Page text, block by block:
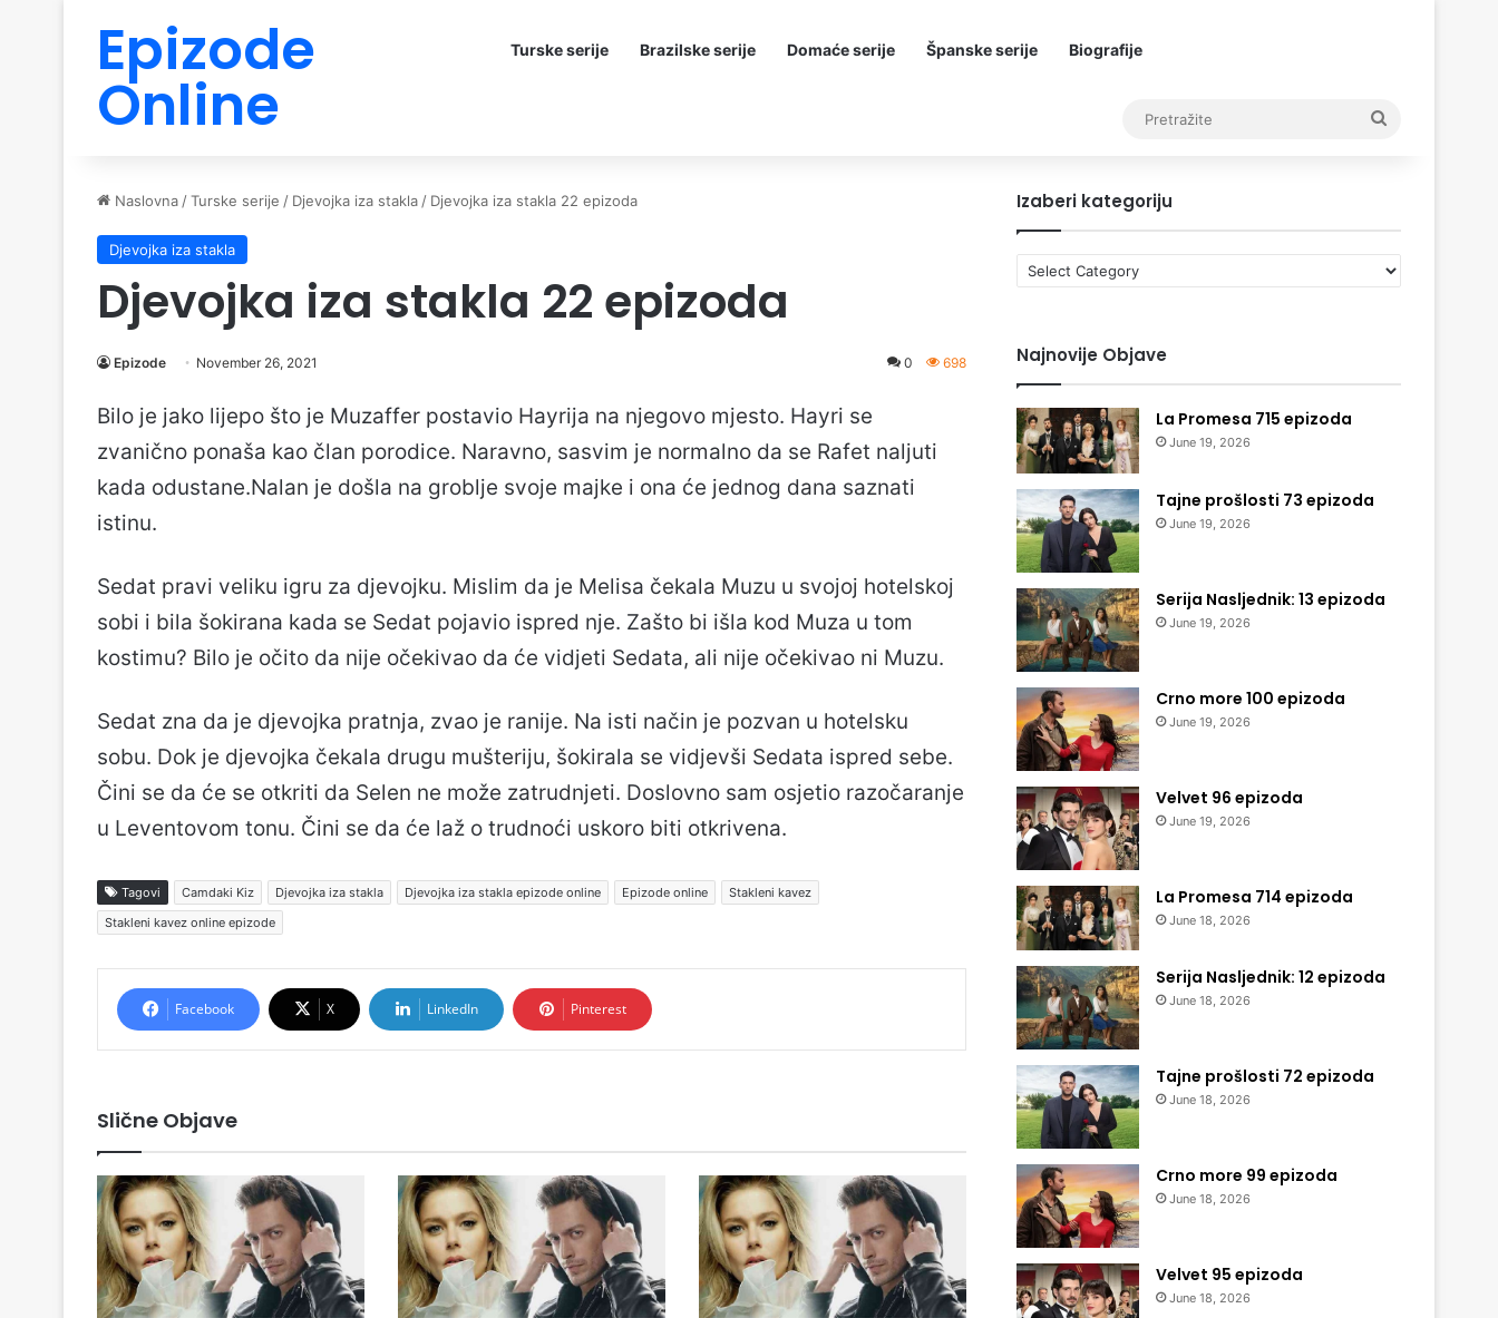
Epizode
Online
Turske serije Brazilske serije Domaće serije Španske serije Biografije
Naslovna /Turske serije / Djevojka iza stakla / Djevojka iza stakla 22 epizoda
Djevojka iza stakla
Djevojka iza stakla 22 epizoda
Epizode November 26, 2021 0 698
Bilo je jako lijepo što je Muzaffer postavio Hayrija na njegovo mjesto. Hayri se
zvanično ponaša kao član porodice. Naravno, sasvim je normalno da se Rafet naljuti
kada odustane.Nalan je došla na groblje svoje majke i ona će jednog dana saznati
istinu.
Sedat pravi veliku igru ​​za djevojku. Mislim da je Melisa čekala Muzu u svojoj hotelskoj
sobi i bila šokirana kada se Sedat pojavio ispred nje. Zašto bi išla kod Muza u tom
kostimu? Bilo je očito da nije očekivao da će vidjeti Sedata, ali nije očekivao ni Muzu.
Sedat zna da je djevojka pratnja, zvao je ranije. Na isti način je pozvan u hotelsku
sobu. Dok je djevojka čekala drugu mušteriju, šokirala se vidjevši Sedata ispred sebe.
Čini se da će se otkriti da Selen ne može zatrudnjeti. Doslovno sam osjetio razočaranje
u Leventovom tonu. Čini se da će laž o trudnoći uskoro biti otkrivena.
Tagovi Camdaki Kiz Djevojka iza stakla Djevojka iza stakla epizode online Epizode online
Stakleni kavez
Stakleni kavez online epizode
Facebook X LinkedIn Pinterest
Slične Objave
Izaberi kategoriju
Izaberi
kategoriju
Najnovije Objave
La Promesa 715 epizoda
June 19, 2026
Tajne prošlosti 73 epizoda
June 19, 2026
Serija Nasljednik: 13 epizoda
June 19, 2026
Crno more 100 epizoda
June 19, 2026
Velvet 96 epizoda
June 19, 2026
La Promesa 714 epizoda
June 18, 2026
Serija Nasljednik: 12 epizoda
June 18, 2026
Tajne prošlosti 72 epizoda
June 18, 2026
Crno more 99 epizoda
June 18, 2026
Velvet 95 epizoda
June 18, 2026